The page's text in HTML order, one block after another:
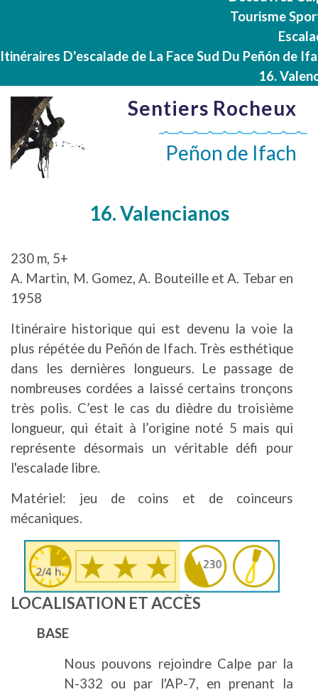
Sentiers Rocheux
Peñon de Ifach
Tourisme
Itinéraires D'escalade de La Face Sud Du Peñón de
16.
16. Valencianos
230 m, 5+
A. Martin, M. Gomez, A. Bouteille et A. Tebar en
1958
Itinéraire historique qui est devenu la voie la
plus répétée du Peñón de Ifach. Très esthétique
dans les dernières longueurs. Le passage de
nombreuses cordées a laissé certains tronçons
très polis. C’est le cas du dièdre du troisième
longueur, qui était à l’origine noté 5 mais qui
représente désormais un véritable défi pour
l'escalade libre.
Matériel: jeu de coins et de coinceurs
mécaniques.
LOCALISATION ET ACCÈS
BASE
Nous pouvons rejoindre Calpe par la
N-332 ou par l'AP-7, en prenant la